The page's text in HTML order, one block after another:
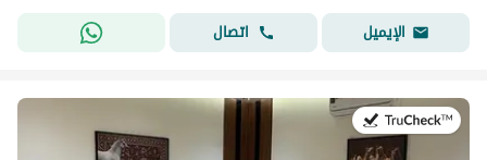
الإيميل
اتصال
في:9 يوليو 2026